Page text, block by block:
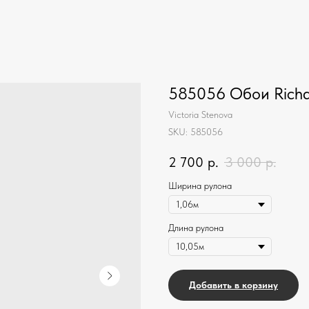
585056 Обои
Victoria Stenova
SKU: 585056
2 700 р. 3 000 р.
Ширина рулона
Длина рулона
Добавить в корзину